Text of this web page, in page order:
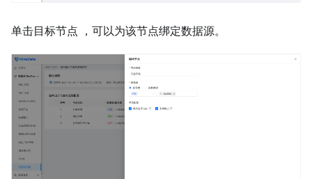
单击目标节点 ，可以为该节点绑定数据源。